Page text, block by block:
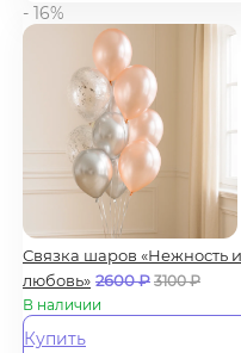
- 16%
Связка шаров «Нежность и
любовь» 2600₽ 3100₽
В наличии
Купить